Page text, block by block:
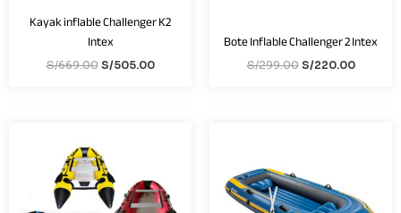
Kayak inflable Challenger K2
Intex
S/669.00 S/505.00
Bote Inflable Challenger 2 Intex
S/299.00 S/220.00